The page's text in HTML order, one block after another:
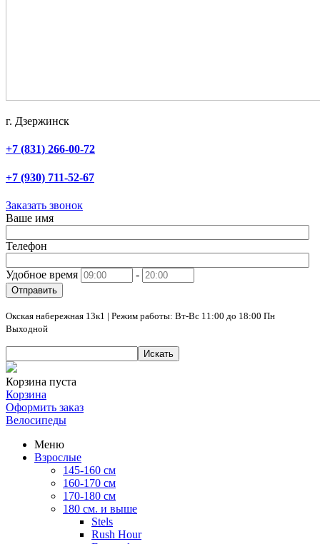
г. Дзержинск
+7 (831) 266-00-72
+7 (930) 711-52-67
Заказать звонок
Ваше имя
Телефон
Удобное время -
Отправить
Окская набережная 13к1 | Режим работы: Вт-Вс 11:00 до 18:00 Пн
Выходной
Искать
Корзина пуста
Корзина
Оформить заказ
Велосипеды
Меню
Взрослые
145-160 см
160-170 см
170-180 см
180 см. и выше
Stels
Rush Hour